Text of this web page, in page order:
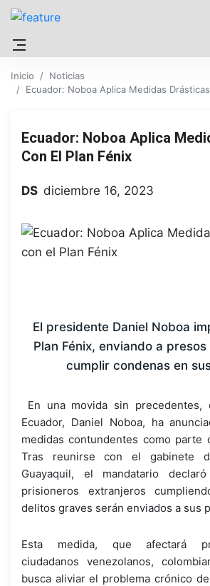
Inicio
Noticias
Ecuador: Noboa Aplica Medidas
Ecuador: Noboa Aplica
Con El Plan Fénix
DS diciembre 16, 2023
El presidente Daniel Noboa
Plan Fénix, enviando a
cumplir condenas en
En una movida sin precedentes,
Ecuador, Daniel Noboa, ha
medidas contundentes como parte
Tras reunirse con el gabinete
Guayaquil, el mandatario
prisioneros extranjeros
delitos graves serán enviados a sus
Esta medida, que afectará
ciudadanos venezolanos,
busca aliviar el problema crónico